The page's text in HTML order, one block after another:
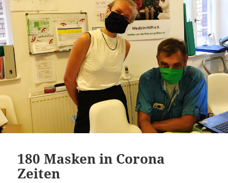
180 Masken in Corona
Zeiten